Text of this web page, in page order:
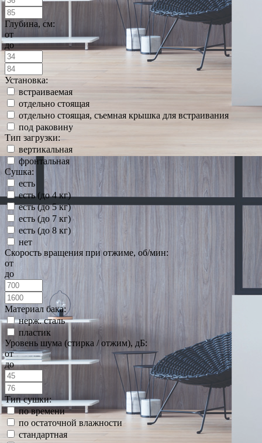
Глубина, см:
от
до
Установка:
встраиваемая
отдельно стоящая
отдельно стоящая, съемная крышка для встраивания
под раковину
Тип загрузки:
вертикальная
фронтальная
Сушка:
есть
есть (до 4 кг)
есть (до 5 кг)
есть (до 7 кг)
есть (до 8 кг)
нет
Скорость вращения при отжиме, об/мин:
от
до
Материал бака:
нерж. сталь
пластик
Уровень шума (стирка / отжим), дБ:
от
до
Тип сушки:
по времени
по остаточной влажности
стандартная